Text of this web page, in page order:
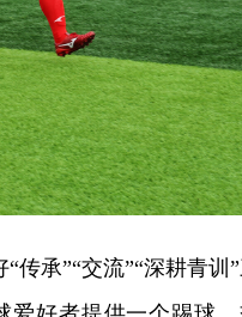
传承”“交流”“深耕青训